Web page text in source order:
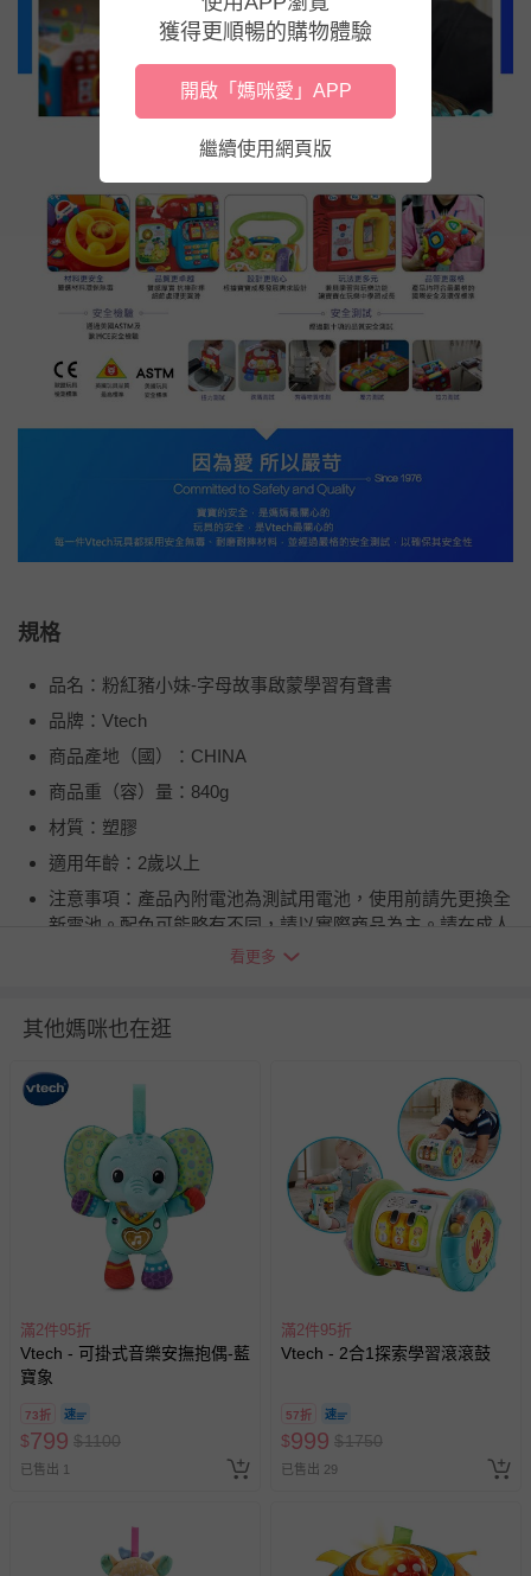
規格
品名：粉紅豬小妹-字母故事啟蒙學習有聲書
品牌：Vtech
商品產地（國）：CHINA
商品重（容）量：840g
材質：塑膠
適用年齡：2歲以上
注意事項：產品內附電池為測試用電池，使用前請先更換全
新電池。配色可能略有不同，請以實際商品為主。請在成人
監護下正確使用。請用濕布擦拭清潔表面，勿直接用水清洗
實際供貨樣式為準。商品如經拆封、使用、或拆解以致缺乏
BSMI商品檢驗標識字號：D36179
品牌：Vtech
產地：CHINA
適用年齡：2歲以上
包裝尺寸：約32.5x6.5x30.5公分
包裝重量：約840g
使用電池：AAx2
通過美國ASTM安全檢驗及歐洲CE安全檢驗
BSMI商品檢驗標識字號：M36179
【注意事項】
※產品內附電池為測試用電池，使用前請先更換全新碳鋅電
池。
※請在成人監護下正確使用。
※請用濕布擦拭清潔表面，勿直接用水清洗或浸泡。
看更多
其他媽咪也在逛
滿2件95折
Vtech - 可掛式音樂安撫抱偶-藍
寶象
73折
$799 $1100
已售出 1
滿2件95折
Vtech - 2合1探索學習滾滾鼓
57折
$999 $1750
已售出 29
獲得更順暢的購物體驗
開啟「媽咪愛」APP
繼續使用網頁版